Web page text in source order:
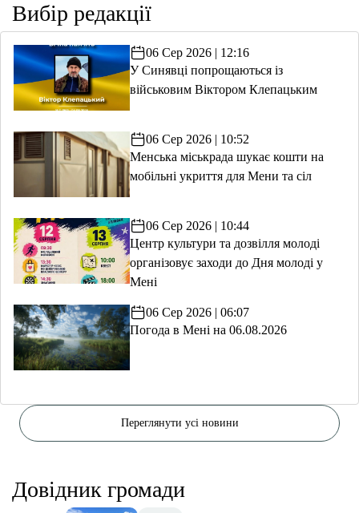
Вибір редакції
06 Сер 2026 | 12:16
У Синявці попрощаються із
військовим Віктором Клепацьким
06 Сер 2026 | 10:52
Менська міськрада шукає кошти на
мобільні укриття для Мени та сіл
06 Сер 2026 | 10:44
Центр культури та дозвілля молоді
організовує заходи до Дня молоді у
Мені
06 Сер 2026 | 06:07
Погода в Мені на 06.08.2026
Переглянути усі новини
Довідник громади